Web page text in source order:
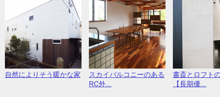
自然によりそう暖かな家
スカイバルコニーのある
RC外...
書斎とロフト
【長期優...